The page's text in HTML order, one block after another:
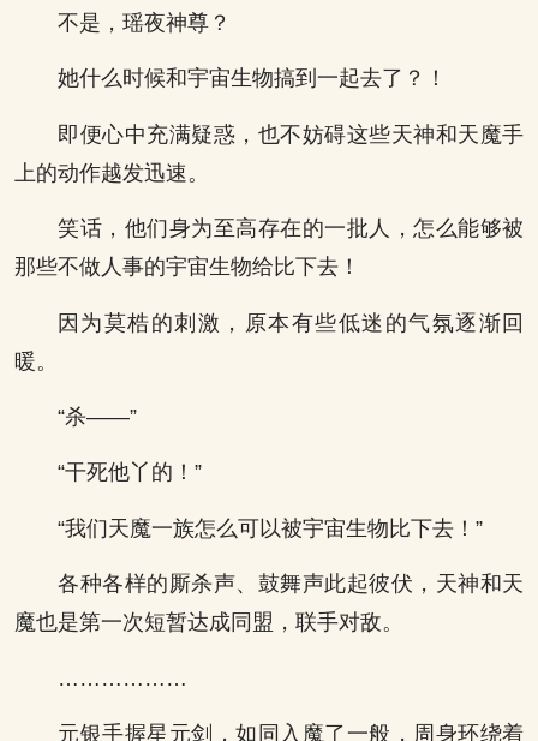
不是，瑶夜神尊？
她什么时候和宇宙生物搞到一起去了？！
即便心中充满疑惑，也不妨碍这些天神和天魔手
上的动作越发迅速。
笑话，他们身为至高存在的一批人，怎么能够被
那些不做人事的宇宙生物给比下去！
因为莫梏的刺激，原本有些低迷的气氛逐渐回
暖。
“杀——”
“干死他丫的！”
“我们天魔一族怎么可以被宇宙生物比下去！”
各种各样的厮杀声、鼓舞声此起彼伏，天神和天
魔也是第一次短暂达成同盟，联手对敌。
………………
元银手握星元剑，如同入魔了一般，周身环绕着